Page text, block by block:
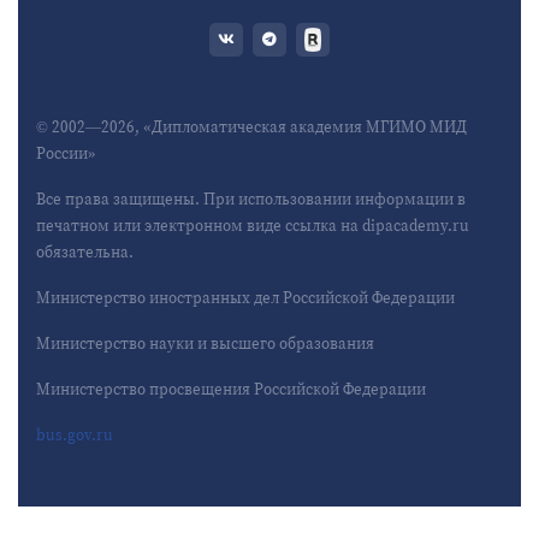
© 2002—2026, «Дипломатическая академия МГИМО МИД
России»
Все права защищены. При использовании информации в
печатном или электронном виде ссылка на dipacademy.ru
обязательна.
Министерство иностранных дел Российской Федерации
Министерство науки и высшего образования
Министерство просвещения Российской Федерации
bus.gov.ru